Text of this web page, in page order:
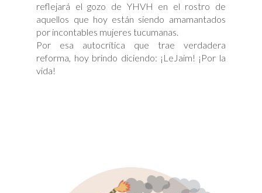
reflejará el gozo de YHVH en el rostro de
aquellos que hoy están siendo amamantados
por incontables mujeres tucumanas.
Por esa autocrítica que trae verdadera
reforma, hoy brindo diciendo: ¡LeJaim! ¡Por la
vida!